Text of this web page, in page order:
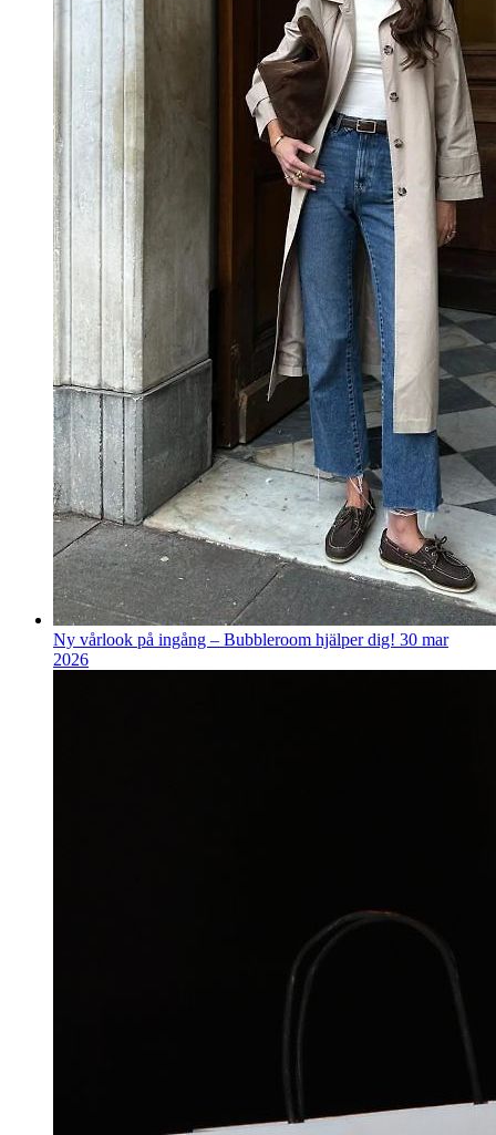
Ny vårlook på ingång – Bubbleroom hjälper dig! 30 mar
2026